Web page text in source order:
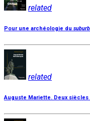
related
Pour une archéologie du
related
Auguste Mariette. Deux siècles